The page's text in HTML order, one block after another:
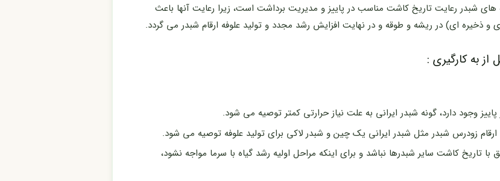
های شبدر رعایت تاریخ کاشت مناسب در پاییز و مدیریت برداشت است، زیرا رعایت آنها باعث
ذخیره ای) در ریشه و طوقه و در نهایت افزایش رشد مجدد و تولید علوفه ارقام شبدر می گردد.
به کارگیری :
وجود دارد، گونه شبدر ایرانی به علت نیاز حرارتی کمتر توصیه می شود.
زودرس شبدر مثل شبدر ایرانی یک چین و شبدر لاکی برای تولید علوفه توصیه می شود.
تاریخ کاشت سایر شبدرها نباشد و برای اینکه مراحل اولیه رشد گیاه با سرما مواجه نشود،